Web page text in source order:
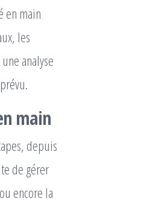
en main
les
analyse
main
depuis
de gérer
encore la